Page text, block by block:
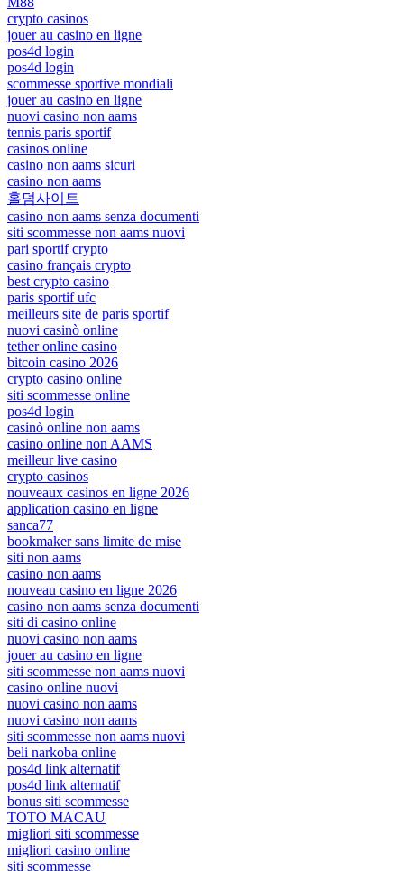
crypto casinos
jouer au casino en ligne
pos4d login
pos4d login
scommesse sportive mondiali
jouer au casino en ligne
nuovi casino non aams
tennis paris sportif
casinos online
casino non aams sicuri
casino non aams
홀덤사이트
casino non aams senza documenti
siti scommesse non aams nuovi
pari sportif crypto
casino français crypto
best crypto casino
paris sportif ufc
meilleurs site de paris sportif
nuovi casinò online
tether online casino
bitcoin casino 2026
crypto casino online
siti scommesse online
pos4d login
casinò online non aams
casino online non AAMS
meilleur live casino
crypto casinos
nouveaux casinos en ligne 2026
application casino en ligne
sanca77
bookmaker sans limite de mise
siti non aams
casino non aams
nouveau casino en ligne 2026
casino non aams senza documenti
siti di casino online
nuovi casino non aams
jouer au casino en ligne
siti scommesse non aams nuovi
casino online nuovi
nuovi casino non aams
nuovi casino non aams
siti scommesse non aams nuovi
beli narkoba online
pos4d link alternatif
pos4d link alternatif
bonus siti scommesse
TOTO MACAU
migliori siti scommesse
migliori casino online
siti scommesse